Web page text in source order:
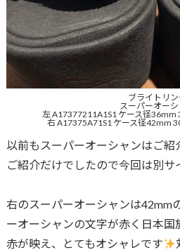
ブライトリ
スーパーオー
左 A17377211A1S1 ケース径
右 A17375A71S1 ケース径42mm
以前もスーパーオーシャンはご
ご紹介だけでしたので今回は別
右のスーパーオーシャンは42mm
ーオーシャンの文字が赤く日本
赤が映え、とてもオシャレです